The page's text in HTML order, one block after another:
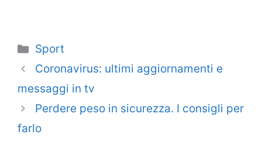
Categorie
Sport
Coronavirus: ultimi aggiornamenti e
messaggi in tv
Perdere peso in sicurezza. I consigli per
farlo